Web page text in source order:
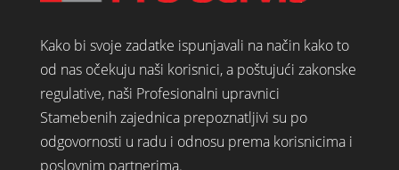
Kako bi svoje zadatke ispunjavali na način kako to
od nas očekuju naši korisnici, a poštujući zakonske
regulative, naši Profesionalni upravnici
Stamebenih zajednica prepoznatljivi su po
odgovornosti u radu i odnosu prema korisnicima i
poslovnim partnerima.